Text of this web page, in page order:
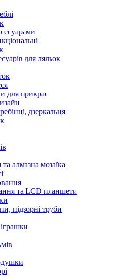
для ляльок
для прикрас
дзеркальця
алмазна мозаїка
та LCD планшети
підзорні труби